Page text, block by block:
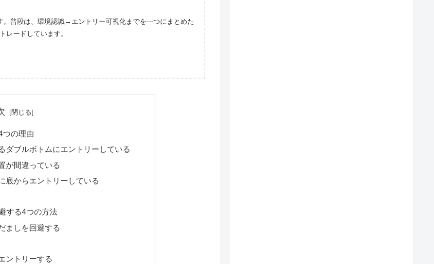
。普段は、環境認識→エントリー可視化までを一つにまとめた
レードしています。
つの理由
ダブルボトムにエントリーしている
が間違っている
底からエントリーしている
する4つの方法
ましを回避する
ントリーする